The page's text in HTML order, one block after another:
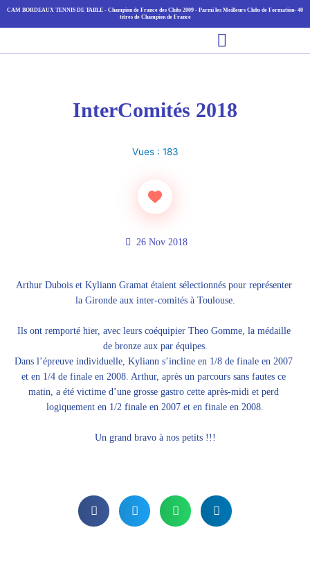
Aller
CAM BORDEAUX TENNIS DE TABLE - Champion de France des Clubs 2009 - Parmi les Meilleurs Clubs de Formation- 40
titres de Champion de France
Main
Menu
InterComités 2018
Vues : 183
26 Nov 2018
Arthur Dubois et Kyliann Gramat étaient sélectionnés pour représenter
la Gironde aux inter-comités à Toulouse.
Ils ont remporté hier, avec leurs coéquipier Theo Gomme, la médaille
de bronze aux par équipes.
Dans l’épreuve individuelle, Kyliann s’incline en 1/8 de finale en 2007
et en 1/4 de finale en 2008. Arthur, après un parcours sans fautes ce
matin, a été victime d’une grosse gastro cette après-midi et perd
logiquement en 1/2 finale en 2007 et en finale en 2008.
Un grand bravo à nos petits !!!